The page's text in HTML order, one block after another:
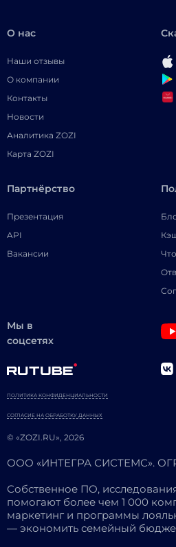
О нас
Наши отзывы
О компании
Контакты
Новости
Аналитика ZOZI
Карта ZOZI
Партнёрство
Презентация
API
Вакансии
Мы в
соцсетях
© «ZOZI.RU», 2026
ПОЛИТИКА КОНФИДЕНЦИАЛЬНОСТИ
СОГЛАСИЕ НА ОБРАБОТКУ ДАННЫХ
ООО «ИНТЕГРА СИСТЕМС».
Собственное ПО,
помогают более чем 1 000
маркетинг и программы
— экономить семейный